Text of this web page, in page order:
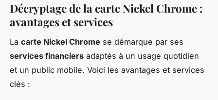
Décryptage de la carte Nickel Chrome :
avantages et services
La carte Nickel Chrome se démarque par ses
services financiers adaptés à un usage quotidien
et un public mobile. Voici les avantages et services
clés :